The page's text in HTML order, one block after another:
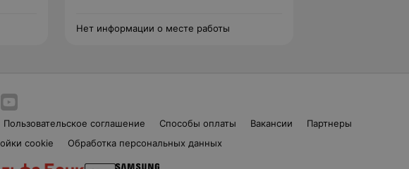
Нет информации о месте работы
Пользовательское соглашение Способы оплаты Вакансии
Партнеры
cookie Обработка персональных данных